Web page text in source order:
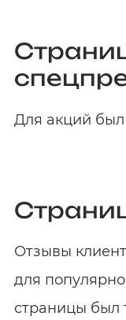
Для акций был
Отзывы
для
страницы был